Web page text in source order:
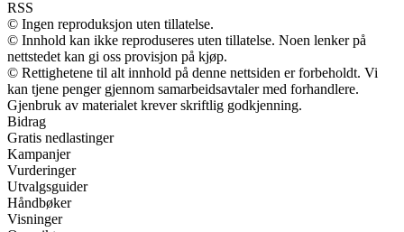
RSS
© Ingen reproduksjon uten tillatelse.
© Innhold kan ikke reproduseres uten tillatelse. Noen lenker på
nettstedet kan gi oss provisjon på kjøp.
© Rettighetene til alt innhold på denne nettsiden er forbeholdt. Vi
kan tjene penger gjennom samarbeidsavtaler med forhandlere.
Gjenbruk av materialet krever skriftlig godkjenning.
Bidrag
Gratis nedlastinger
Kampanjer
Vurderinger
Utvalgsguider
Håndbøker
Visninger